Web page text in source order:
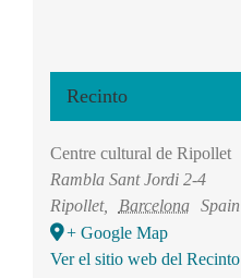
Recinto
Centre cultural de Ripollet
Rambla Sant Jordi 2-4
Ripollet, Barcelona
Spain
+ Google Map
Ver el sitio web del Recinto